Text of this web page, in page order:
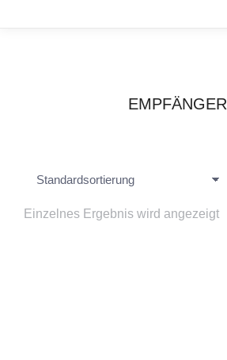
EMPFÄNGER
Einzelnes Ergebnis wird angezeigt